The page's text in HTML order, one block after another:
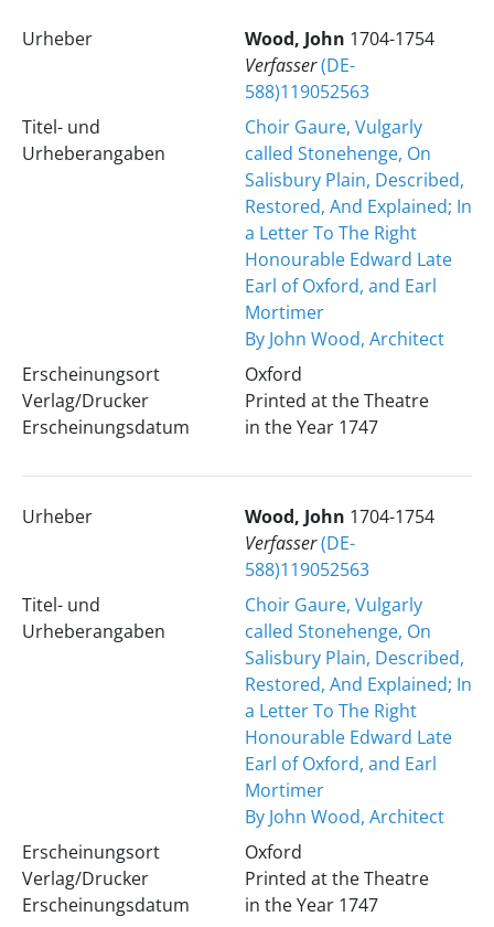
Urheber Wood, John 1704-1754
Verfasser(DE-
588)119052563
Titel- und
Urheberangaben
Choir Gaure, Vulgarly
called Stonehenge, On
Salisbury Plain, Described,
Restored, And Explained; In
a Letter To The Right
Honourable Edward Late
Earl of Oxford, and Earl
Mortimer
By John Wood, Architect
Erscheinungsort
Verlag/Drucker
Erscheinungsdatum
Oxford
Printed at the Theatre
in the Year 1747
Urheber Wood, John 1704-1754
Verfasser(DE-
588)119052563
Titel- und
Urheberangaben
Choir Gaure, Vulgarly
called Stonehenge, On
Salisbury Plain, Described,
Restored, And Explained; In
a Letter To The Right
Honourable Edward Late
Earl of Oxford, and Earl
Mortimer
By John Wood, Architect
Erscheinungsort
Verlag/Drucker
Erscheinungsdatum
Oxford
Printed at the Theatre
in the Year 1747